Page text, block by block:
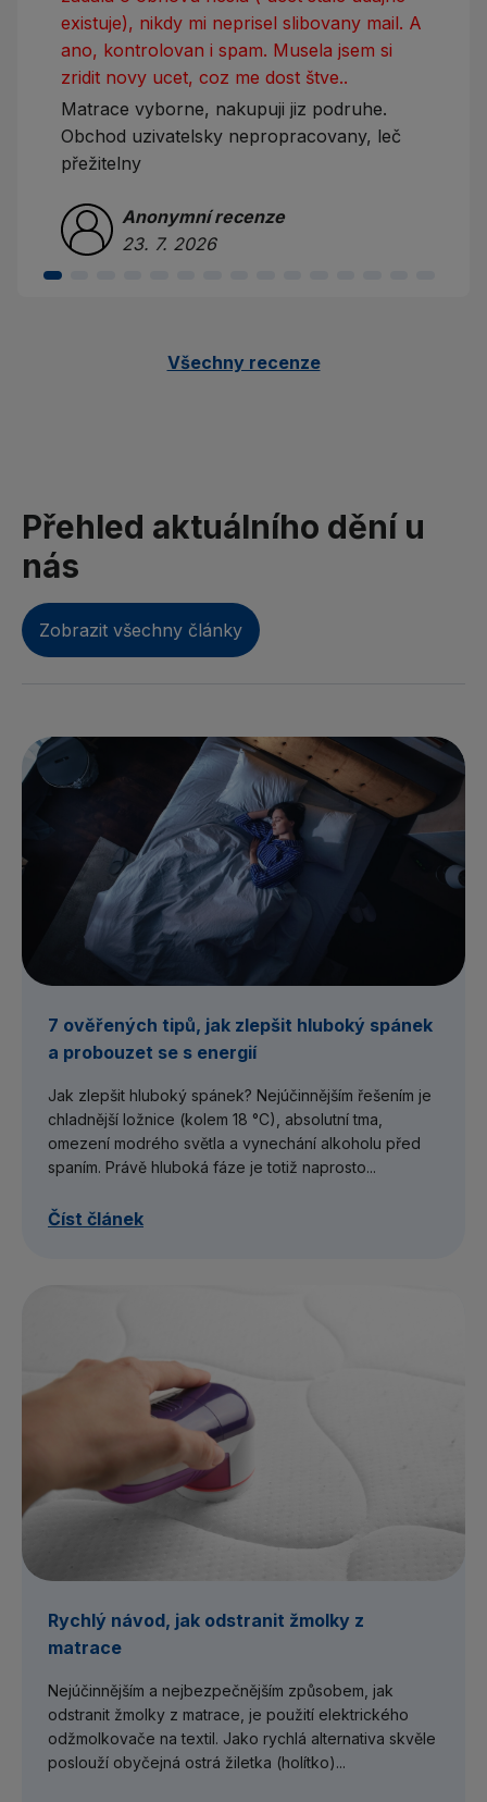
existuje), nikdy mi neprisel slibovany mail. A
ano, kontrolovan i spam. Musela jsem si
zridit novy ucet, coz me dost štve..
Matrace vyborne, nakupuji jiz podruhe.
Obchod uzivatelsky nepropracovany, leč
přežitelny
Anonymní recenze
23. 7. 2026
Všechny recenze
Přehled aktuálního dění u
nás
Zobrazit všechny články
7 ověřených tipů, jak zlepšit hluboký spánek
a probouzet se s energií
Jak zlepšit hluboký spánek? Nejúčinnějším řešením je
chladnější ložnice (kolem 18 °C), absolutní tma,
omezení modrého světla a vynechání alkoholu před
spaním. Právě hluboká fáze je totiž naprosto...
Číst článek
Rychlý návod, jak odstranit žmolky z
matrace
Nejúčinnějším a nejbezpečnějším způsobem, jak
odstranit žmolky z matrace, je použití elektrického
odžmolkovače na textil. Jako rychlá alternativa skvěle
poslouží obyčejná ostrá žiletka (holítko)...